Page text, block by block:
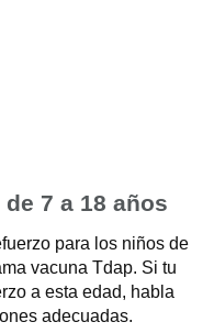
7 a 18 años
para los niños de
vacuna Tdap. Si tu
a esta edad, habla
adecuadas.